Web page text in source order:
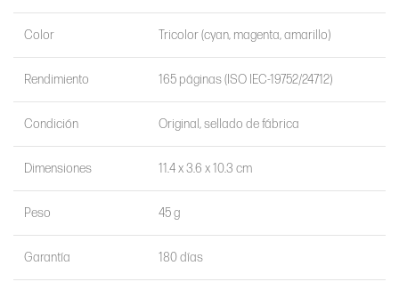
Color Tricolor (cyan, magenta, amarillo)
Rendimiento 165 páginas (ISO IEC-19752/24712)
Condición Original, sellado de fábrica
Dimensiones 11.4 x 3.6 x 10.3 cm
Peso 45 g
Garantía 180 días